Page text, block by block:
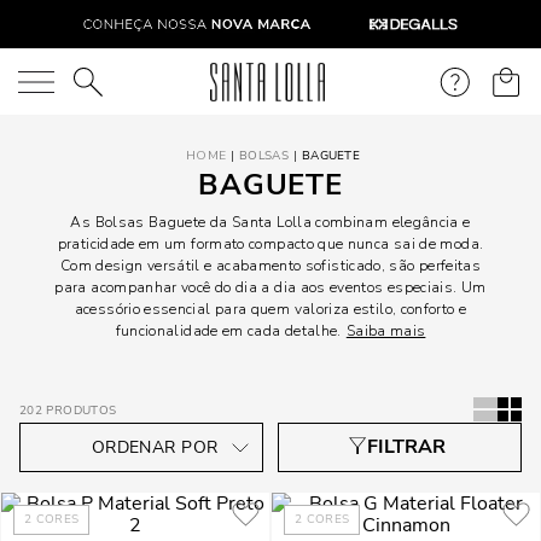
O que você está procurando?
BOLSAS BAGUETE
BAGUETE
As Bolsas Baguete da Santa Lolla combinam elegância e
praticidade em um formato compacto que nunca sai de moda.
Com design versátil e acabamento sofisticado, são perfeitas
para acompanhar você do dia a dia aos eventos especiais. Um
acessório essencial para quem valoriza estilo, conforto e
funcionalidade em cada detalhe. Saiba mais
202 PRODUTOS
2 CORES 2 CORES